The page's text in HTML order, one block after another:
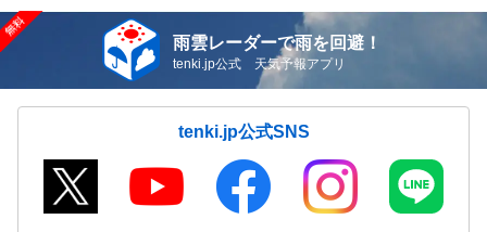
雨雲レーダーで雨を回避！
tenki.jp公式 天気予報アプリ
tenki.jp公式SNS